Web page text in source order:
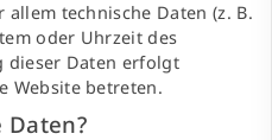
allem technische Daten (z. B.
oder Uhrzeit des
dieser Daten erfolgt
Website betreten.